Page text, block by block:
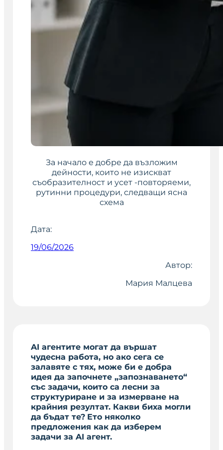
За начало е добре да възложим
дейности, които не изискват
съобразителност и усет -повторяеми,
рутинни процедури, следващи ясна
схема
Дата:
19/06/2026
Автор:
Мария Малцева
AI агентите могат да вършат
чудесна работа, но ако сега се
залавяте с тях, може би е добра
идея да започнете „запознаването“
със задачи, които са лесни за
структуриране и за измерване на
крайния резултат. Какви биха могли
да бъдат те? Ето няколко
предложения как да изберем
задачи за AI агент.